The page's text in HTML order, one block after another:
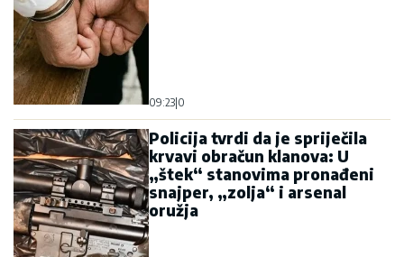
09:23 0
Policija tvrdi da je spriječila
krvavi obračun klanova: U
„štek“ stanovima pronađeni
snajper, „zolja“ i arsenal
oružja